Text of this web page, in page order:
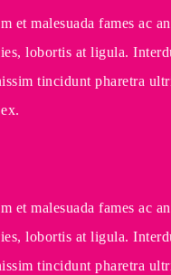
malesuada fames ac
lobortis at ligula.
tincidunt pharetra
malesuada fames ac
lobortis at ligula.
tincidunt pharetra